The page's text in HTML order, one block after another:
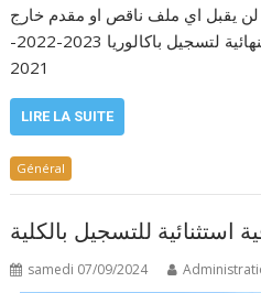
يقبل اي ملف ناقص او مقدم خارج
الآجال المحددة المواعيد النهائية لتسجيل باكالوريا 2023-2022-
2021
LIRE LA SUITE
Général
استثنائية للتسجيل بالكلية
samedi 07/09/2024